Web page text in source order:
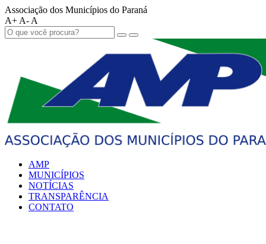
Associação dos Municípios do Paraná
A+ A- A
AMP
MUNICÍPIOS
NOTÍCIAS
TRANSPARÊNCIA
CONTATO